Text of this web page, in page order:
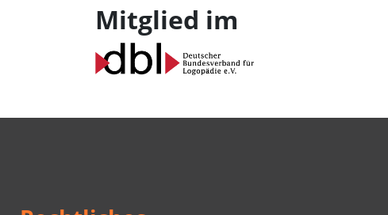
Mitglied im